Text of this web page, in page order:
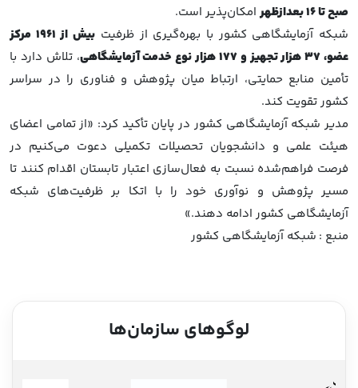
صبح تا ۱۶ بعدازظهر
امکان‌پذیر است.
شبکه آزمایشگاهی کشور با بهره‌گیری از ظرفیت
بیش از ۱۹۶۱ مرکز
عضو، ۳۷ هزار تجهیز و ۱۷۷ هزار نوع خدمت آزمایشگاهی
، تلاش دارد با
تأمین منابع حمایتی، ارتباط میان پژوهش و فناوری را در سراسر
کشور تقویت کند.
مدیر شبکه آزمایشگاهی کشور در پایان تأکید کرد: «از تمامی اعضای
هیئت علمی و دانشجویان تحصیلات تکمیلی دعوت می‌کنیم در
فرصت فراهم‌شده نسبت به فعال‌سازی اعتبار تابستان اقدام کنند تا
مسیر پژوهش و نوآوری خود را با اتکا بر ظرفیت‌های شبکه
آزمایشگاهی کشور ادامه دهند.»
منبع : شبکه آزمایشگاهی کشور
لوگوهای سازمان‌ها